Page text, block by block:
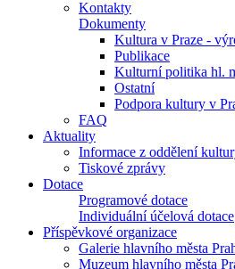
Kontakty
Dokumenty
Kultura v Praze -
Publikace
Kulturní politika hl.
Ostatní
Podpora kultury v
FAQ
Aktuality
Informace z oddělení
Tiskové zprávy
Dotace
Programové dotace
Individuální účelová dotace
Příspěvkové organizace
Galerie hlavního města
Muzeum hlavního města